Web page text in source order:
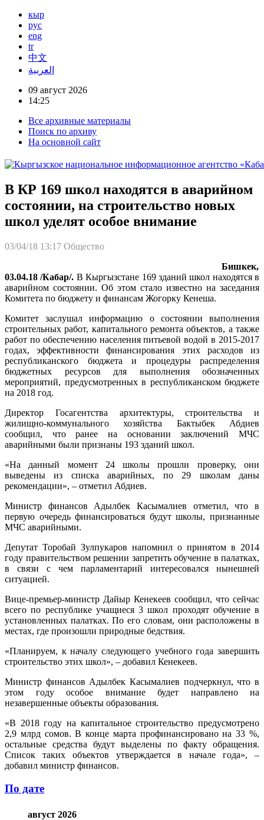
кыр
рус
eng
tr
中文
العربية
09 август 2026
14:25
Все архивные материалы
Поиск по архиву
На основной сайт
В КР 169 школ находятся в аварийном
состоянии, на строительство новых
школ уделят особое внимание
03/04/18 13:17 Общество
Бишкек,
03.04.18 /Кабар/. В Кыргызстане 169 зданий школ находятся в
аварийном состоянии. Об этом стало известно на заседания
Комитета по бюджету и финансам Жогорку Кенеша.
Комитет заслушал информацию о состоянии выполнения
строительных работ, капитального ремонта объектов, а также
работ по обеспечению населения питьевой водой в 2015-2017
годах, эффективности финансирования этих расходов из
республиканского бюджета и процедуры распределения
бюджетных ресурсов для выполнения обозначенных
мероприятий, предусмотренных в республиканском бюджете
на 2018 год.
Директор Госагентства архитектуры, строительства и
жилищно-коммунального хозяйства Бактыбек Абдиев
сообщил, что ранее на основании заключений МЧС
аварийными были признаны 193 зданий школ.
«На данный момент 24 школы прошли проверку, они
выведены из списка аварийных, по 29 школам даны
рекомендации», – отметил Абдиев.
Министр финансов Адылбек Касымалиев отметил, что в
первую очередь финансироваться будут школы, признанные
МЧС аварийными.
Депутат Торобай Зулпукаров напомнил о принятом в 2014
году правительством решении запретить обучение в палатках,
в связи с чем парламентарий интересовался нынешней
ситуацией.
Вице-премьер-министр Дайыр Кенекеев сообщил, что сейчас
всего по республике учащиеся 3 школ проходят обучение в
установленных палатках. По его словам, они расположены в
местах, где произошли природные бедствия.
«Планируем, к началу следующего учебного года завершить
строительство этих школ», – добавил Кенекеев.
Министр финансов Адылбек Касымалиев подчеркнул, что в
этом году особое внимание будет направлено на
незавершенные объекты образования.
«В 2018 году на капитальное строительство предусмотрено
2,9 млрд сомов. В конце марта профинансировано на 33 %,
остальные средства будут выделены по факту обращения.
Список таких объектов утверждается в начале года», –
добавил министр финансов.
По дате
август 2026